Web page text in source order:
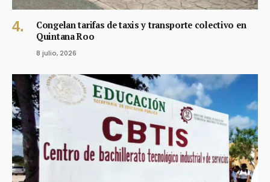
Congelan tarifas de taxis y transporte colectivo en
Quintana Roo
8 julio, 2026